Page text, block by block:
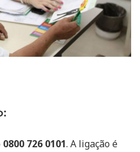
0800 726 0101. A ligação é